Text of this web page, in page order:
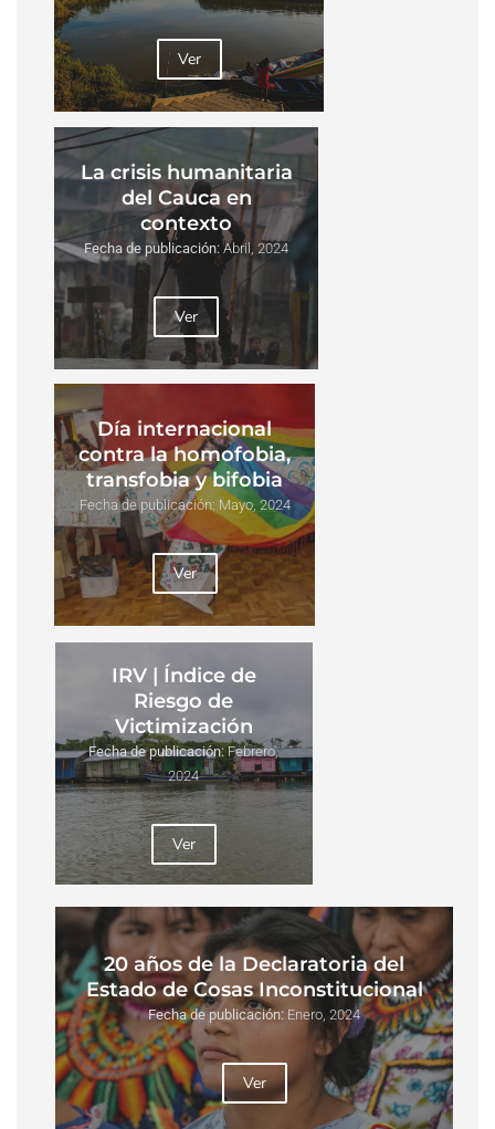
Ver
La crisis humanitaria
del Cauca en
contexto
Fecha de publicación: Abril, 2024
Ver
Día internacional
contra la homofobia,
transfobia y bifobia
Fecha de publicación: Mayo, 2024
Ver
IRV | Índice de
Riesgo de
Victimización
Fecha de publicación:Febrero,
2024
Ver
20 años de la Declaratoria del
Estado de Cosas Inconstitucional
Fecha de publicación: Enero, 2024
Ver